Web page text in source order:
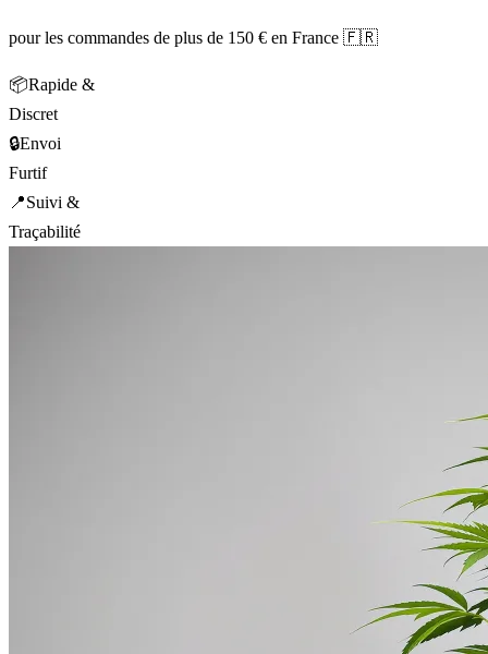
pour les commandes de plus de 150 € en France 🇫🇷
📦Rapide &
Discret
🔒Envoi
Furtif
📍Suivi &
Traçabilité